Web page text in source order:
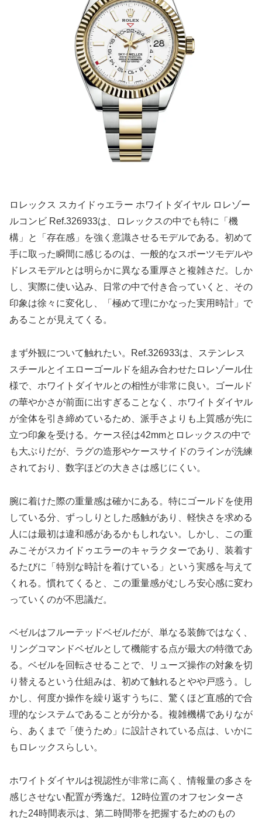
ロレックス スカイドゥエラー ホワイトダイヤル ロレゾー
ルコンビ Ref.326933は、ロレックスの中でも特に「機
構」と「存在感」を強く意識させるモデルである。初めて
手に取った瞬間に感じるのは、一般的なスポーツモデルや
ドレスモデルとは明らかに異なる重厚さと複雑さだ。しか
し、実際に使い込み、日常の中で付き合っていくと、その
印象は徐々に変化し、「極めて理にかなった実用時計」で
あることが見えてくる。
まず外観について触れたい。Ref.326933は、ステンレス
スチールとイエローゴールドを組み合わせたロレゾール仕
様で、ホワイトダイヤルとの相性が非常に良い。ゴールド
の華やかさが前面に出すぎることなく、ホワイトダイヤル
が全体を引き締めているため、派手さよりも上質感が先に
立つ印象を受ける。ケース径は42mmとロレックスの中で
も大ぶりだが、ラグの造形やケースサイドのラインが洗練
されており、数字ほどの大きさは感じにくい。
腕に着けた際の重量感は確かにある。特にゴールドを使用
している分、ずっしりとした感触があり、軽快さを求める
人には最初は違和感があるかもしれない。しかし、この重
みこそがスカイドゥエラーのキャラクターであり、装着す
るたびに「特別な時計を着けている」という実感を与えて
くれる。慣れてくると、この重量感がむしろ安心感に変わ
っていくのが不思議だ。
ベゼルはフルーテッドベゼルだが、単なる装飾ではなく、
リングコマンドベゼルとして機能する点が最大の特徴であ
る。ベゼルを回転させることで、リューズ操作の対象を切
り替えるという仕組みは、初めて触れるとやや戸惑う。し
かし、何度か操作を繰り返すうちに、驚くほど直感的で合
理的なシステムであることが分かる。複雑機構でありなが
ら、あくまで「使うため」に設計されている点は、いかに
もロレックスらしい。
ホワイトダイヤルは視認性が非常に高く、情報量の多さを
感じさせない配置が秀逸だ。12時位置のオフセンターさ
れた24時間表示は、第二時間帯を把握するためのもの